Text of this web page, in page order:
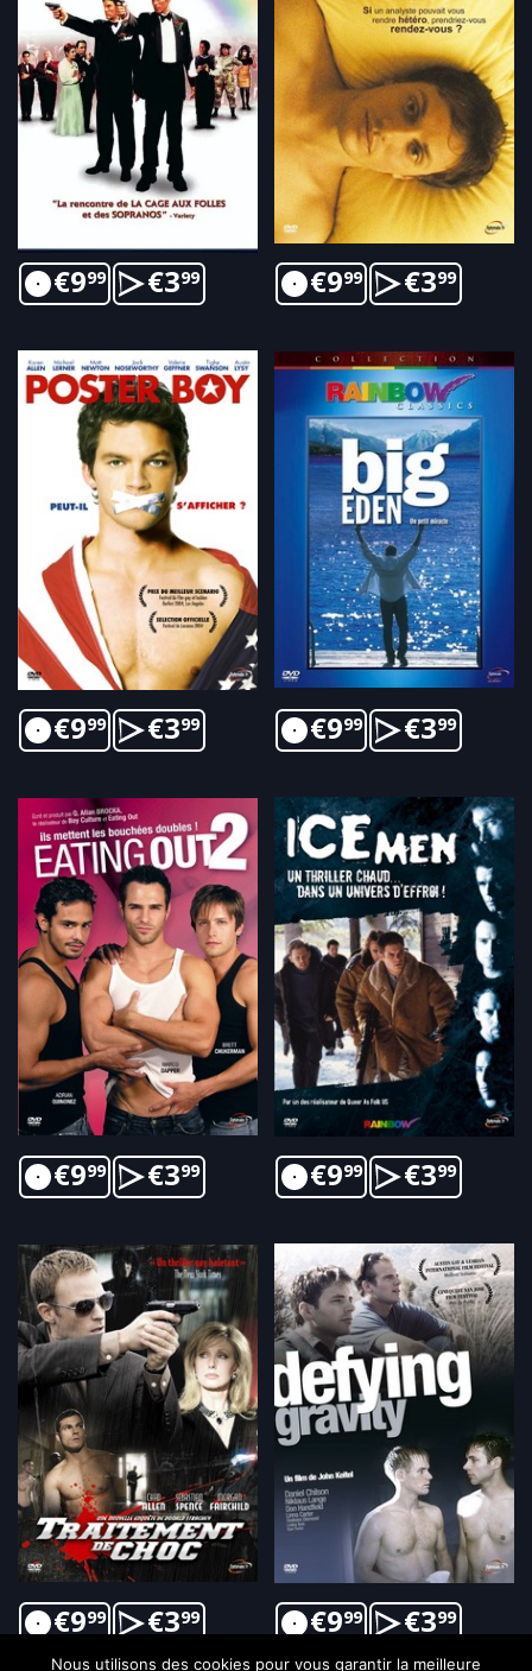
€999 €399 €999 €399
€999 €399 €999 €399
€999 €399 €999 €399
€999 €399 €999 €399
Nous utilisons des cookies pour vous garantir la meilleure